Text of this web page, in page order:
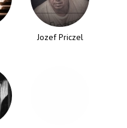
Jozef Priczel